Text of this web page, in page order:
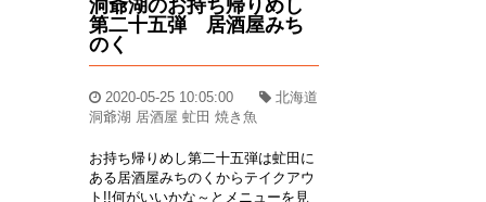
洞爺湖のお持ち帰りめし
第二十五弾 居酒屋みち
のく
2020-05-25 10:05:00
北海道
洞爺湖 居酒屋 虻田 焼き魚
お持ち帰りめし第二十五弾は虻田に
ある居酒屋みちのくからテイクアウ
ト!!何がいいかな～とメニューを見